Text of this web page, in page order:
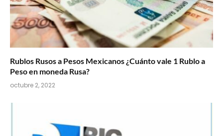
Rublos Rusos a Pesos Mexicanos ¿Cuánto vale 1 Rublo a
Peso en moneda Rusa?
octubre 2, 2022